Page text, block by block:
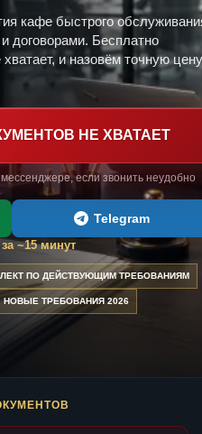
кафе быстрого
договорами. Бесплатно
и назовём точную цену
НЕ ХВАТАЕТ
если звонить неудобно
Telegram
~15 минут
ПО ДЕЙСТВУЮЩИМ ТРЕБОВАНИЯМ
НОВЫЕ ТРЕБОВАНИЯ 2026